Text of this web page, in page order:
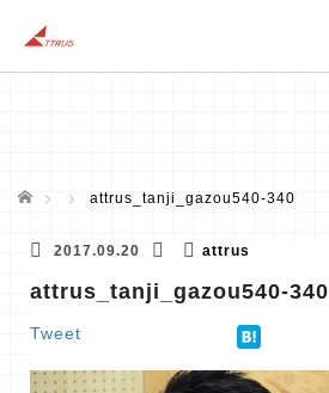
ホーム attrus_tanji_gazou540-340
2017.09.20 attrus
attrus_tanji_gazou540-340
Tweet